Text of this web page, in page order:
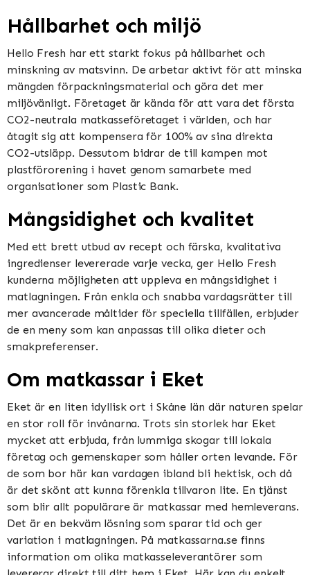
Hållbarhet och miljö
Hello Fresh har ett starkt fokus på hållbarhet och
minskning av matsvinn. De arbetar aktivt för att minska
mängden förpackningsmaterial och göra det mer
miljövänligt. Företaget är kända för att vara det första
CO2-neutrala matkasseföretaget i världen, och har
åtagit sig att kompensera för 100% av sina direkta
CO2-utsläpp. Dessutom bidrar de till kampen mot
plastförorening i havet genom samarbete med
organisationer som Plastic Bank.
Mångsidighet och kvalitet
Med ett brett utbud av recept och färska, kvalitativa
ingredienser levererade varje vecka, ger Hello Fresh
kunderna möjligheten att uppleva en mångsidighet i
matlagningen. Från enkla och snabba vardagsrätter till
mer avancerade måltider för speciella tillfällen, erbjuder
de en meny som kan anpassas till olika dieter och
smakpreferenser.
Om matkassar i Eket
Eket är en liten idyllisk ort i Skåne län där naturen spelar
en stor roll för invånarna. Trots sin storlek har Eket
mycket att erbjuda, från lummiga skogar till lokala
företag och gemenskaper som håller orten levande. För
de som bor här kan vardagen ibland bli hektisk, och då
är det skönt att kunna förenkla tillvaron lite. En tjänst
som blir allt populärare är matkassar med hemleverans.
Det är en bekväm lösning som sparar tid och ger
variation i matlagningen. På matkassarna.se finns
information om olika matkasseleverantörer som